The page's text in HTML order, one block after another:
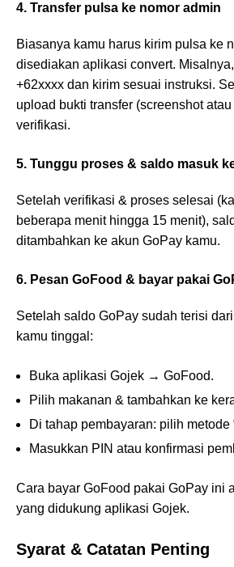
4. Transfer pulsa ke nomor admin
Biasanya kamu harus kirim pulsa ke
disediakan aplikasi convert.
+62xxxx dan kirim sesuai instruksi.
upload bukti transfer (screenshot
verifikasi.
5. Tunggu proses & saldo masuk
Setelah verifikasi & proses selesai
beberapa menit hingga 15 menit),
ditambahkan ke akun GoPay kamu.
6. Pesan GoFood & bayar pakai
Setelah saldo GoPay sudah terisi
kamu tinggal:
Buka aplikasi Gojek → GoFood.
Pilih makanan & tambahkan ke
Di tahap pembayaran: pilih metode
Masukkan PIN atau konfirmasi
Cara bayar GoFood pakai GoPay ini
yang didukung aplikasi Gojek.
Syarat & Catatan Penting